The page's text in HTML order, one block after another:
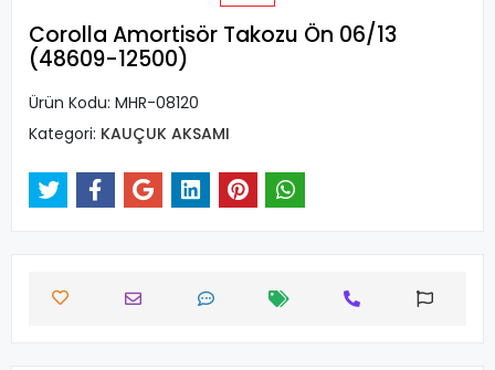
Corolla Amortisör Takozu Ön 06/13
(48609-12500)
Ürün Kodu: MHR-08120
Kategori: KAUÇUK AKSAMI